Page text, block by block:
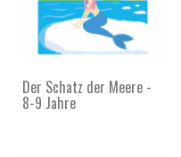
Der Schatz der Meere -
8-9 Jahre